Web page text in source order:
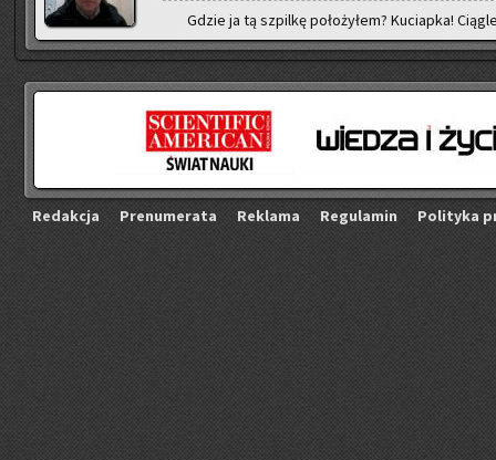
Gdzie ja tą szpil­kę po­ło­ży­łem? Ku­ciap­ka!
Re­dak­cja Pre­nu­me­ra­ta Re­kla­ma Re­gu­la­min Po­li­ty­ka